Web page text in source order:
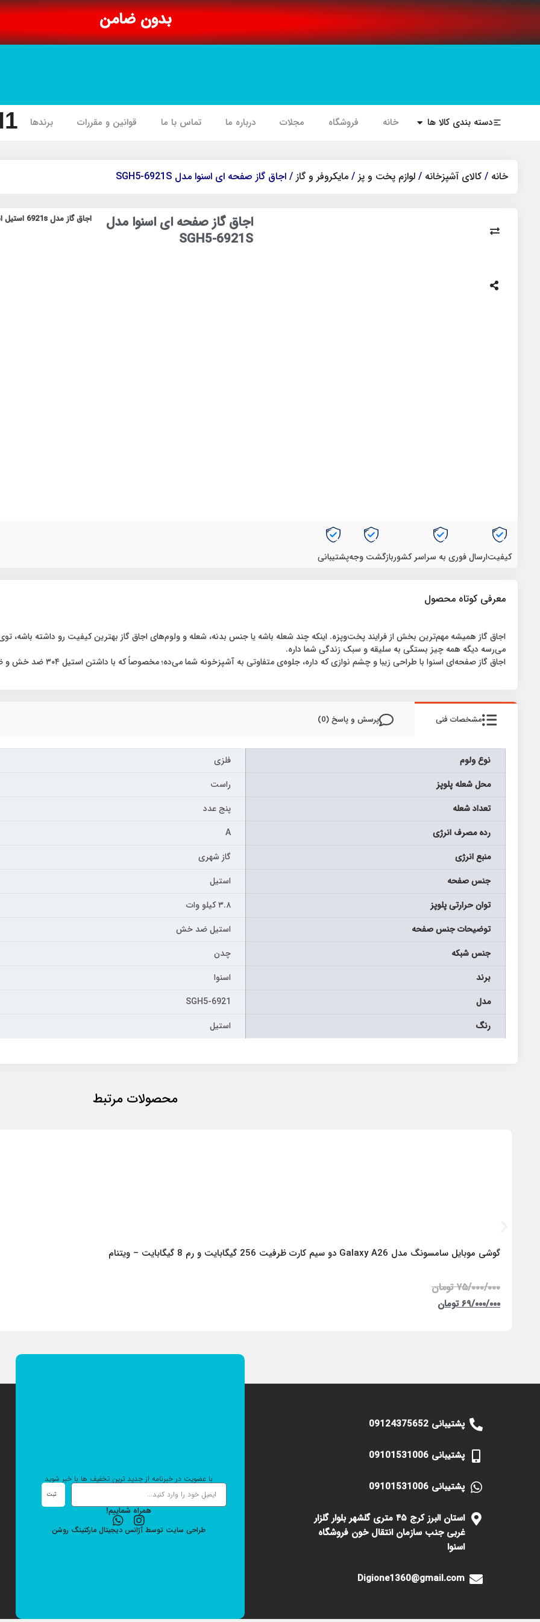
بدون ضامن
دسته بندی کالا ها خانه فروشگاه مجلات درباره ما تماس با ما قوانین و مقررات برندها
خانه / کالای آشپزخانه / لوازم پخت و پز / مایکروفر و گاز / اجاق گاز صفحه ای اسنوا مدل SGH5-6921S
اجاق گاز صفحه ای اسنوا مدل
SGH5-6921S
اجاق گاز مدل 6921s استیل اسنوا
کیفیتارسال فوری به سراسر کشوربازگشت وجهپشتیبانی
معرفی کوتاه محصول
اجاق گاز همیشه مهم‌ترین بخش از فرایند پخت‌وپزه. اینکه چند شعله باشه یا جنس بدنه، شعله و ولوم‌های اجاق گاز بهترین کیفیت رو داشته باشه، توی
می‌رسه دیگه همه چیز بستگی به سلیقه و سبک زندگی شما داره.
اجاق گاز صفحه‌ای اسنوا با طراحی زیبا و چشم نوازی که داره، جلوه‌ی متفاوتی به آشپزخونه شما می‌ده؛ مخصوصاً که با داشتن استیل ۳۰۴ ضد خش و ضد زنگ امروزه با اقبال زیادی هم روبرو شده.
مشخصات فنی پرسش و پاسخ (0)
نوع ولوم
فلزی
محل شعله پلوپز
راست
تعداد شعله
پنج عدد
رده مصرف انرژی
A
منبع انرژی
گاز شهری
جنس صفحه
استیل
توان حرارتی پلوپز
۳.۸ کیلو وات
توضیحات جنس صفحه
استیل ضد خش
جنس شبکه
چدن
برند
اسنوا
مدل
SGH5-6921
رنگ
استیل
محصولات مرتبط
گوشی موبایل سامسونگ مدل Galaxy A26 دو سیم کارت ظرفیت 256 گیگابایت و رم 8 گیگابایت – ویتنام
۷۵/۰۰۰/۰۰۰ تومان
۶۹/۰۰۰/۰۰۰ تومان
پشتیبانی 09124375652
پشتیبانی 09101531006
پشتیبانی 09101531006
استان البرز کرج ۴۵ متری گلشهر بلوار گلزار
غربی جنب سازمان انتقال خون فروشگاه
اسنوا
Digione1360@gmail.com
با عضویت در خبرنامه از جدید ترین تخفیف ها با خبر شوید
ثبت
همراه شماییم!
طراحی سایت توسطآژانس دیجیتال مارکتینگ روشن